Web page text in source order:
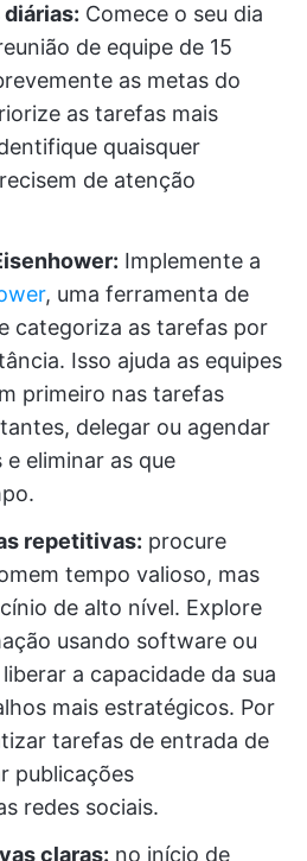
Comece o seu dia
de equipe de 15
as metas do
as tarefas mais
quaisquer
de atenção
Implemente a
, uma ferramenta de
categoriza as tarefas por
Isso ajuda as equipes
primeiro nas tarefas
delegar ou agendar
eliminar as que
repetitivas: procure
tempo valioso, mas
de alto nível. Explore
usando software ou
a capacidade da sua
mais estratégicos. Por
tarefas de entrada de
publicações
redes sociais.
claras: no início de